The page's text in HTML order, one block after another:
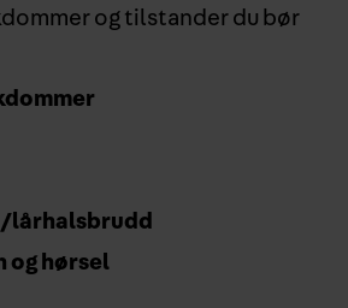
og tilstander du bør
lårhalsbrudd
og hørsel